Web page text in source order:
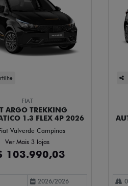
FIAT
ARGO TREKKING
1.3 FLEX 4P 2026
Valverde Campinas
Ver Mais 3 lojas
103.990,03
2026/2026